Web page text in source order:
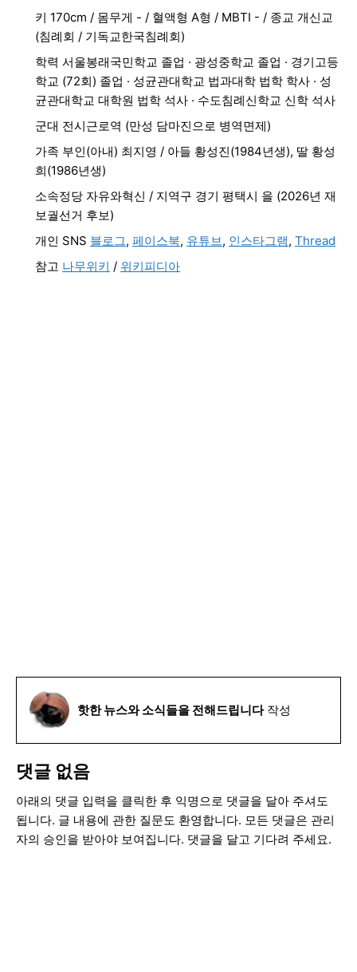
키 170cm / 몸무게 - / 혈액형 A형 / MBTI - / 종교 개신교
(침례회 / 기독교한국침례회)
학력 서울봉래국민학교 졸업 · 광성중학교 졸업 · 경기고등
학교 (72회) 졸업 · 성균관대학교 법과대학 법학 학사 · 성
균관대학교 대학원 법학 석사 · 수도침례신학교 신학 석사
군대 전시근로역 (만성 담마진으로 병역면제)
가족 부인(아내) 최지영 / 아들 황성진(1984년생), 딸 황성
희(1986년생)
소속정당 자유와혁신 / 지역구 경기 평택시 을 (2026년 재
보궐선거 후보)
개인 SNS 블로그, 페이스북, 유튜브, 인스타그램, Thread
참고 나무위키 / 위키피디아
핫한 뉴스와 소식들을 전해드립니다작성
댓글 없음
아래의 댓글 입력을 클릭한 후 익명으로 댓글을 달아 주셔도
됩니다. 글 내용에 관한 질문도 환영합니다. 모든 댓글은 관리
자의 승인을 받아야 보여집니다. 댓글을 달고 기다려 주세요.